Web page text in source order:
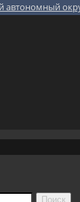
автономный
Поиск